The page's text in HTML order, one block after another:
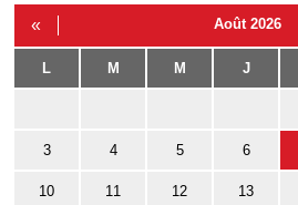
« Août 2026
L M M J
3 4 5 6
10 11 12 13